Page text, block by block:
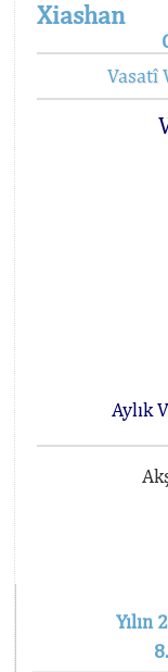
Xiashan
Vasatî
Aylık
Yılın